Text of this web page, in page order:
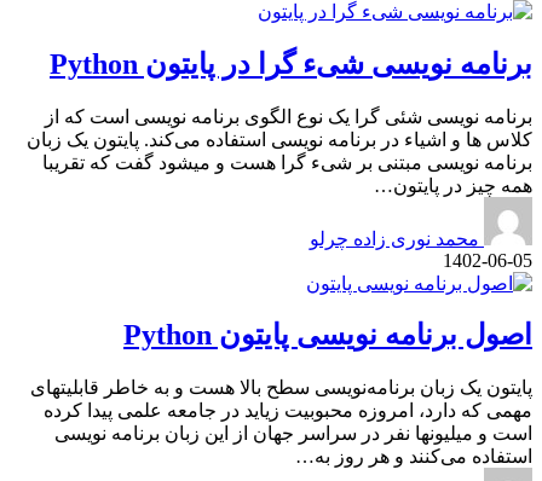
برنامه نویسی شیء گرا در پایتون Python
برنامه نویسی شئی گرا یک نوع الگوی برنامه نویسی است که از
کلاس ها و اشیاء در برنامه نویسی استفاده می‌کند. پایتون یک زبان
برنامه نویسی مبتنی بر شیء گرا هست و میشود گفت که تقریبا
همه چیز در پایتون…
محمد نوری زاده چرلو
1402-06-05
اصول برنامه نویسی پایتون Python
پایتون یک زبان برنامه‌نویسی سطح بالا هست و به خاطر قابلیتهای
مهمی که دارد، امروزه محبوبیت زیاید در جامعه علمی پیدا کرده
است و میلیونها نفر در سراسر جهان از این زبان برنامه نویسی
استفاده می‌کنند و هر روز به…